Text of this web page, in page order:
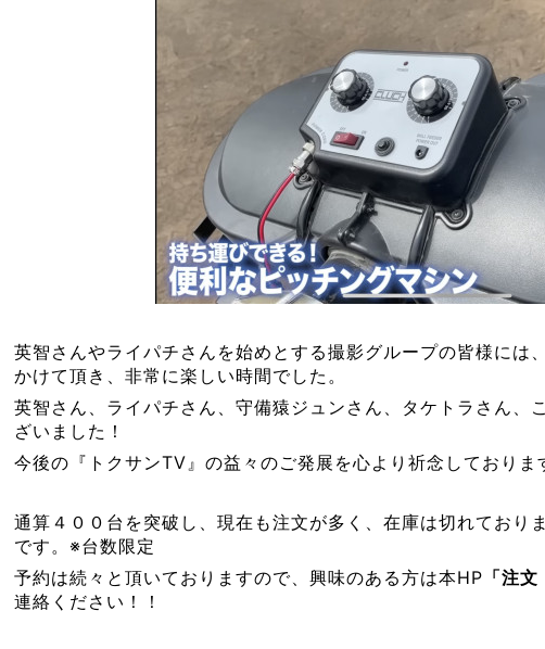
英智さんやライパチさんを始めとする撮影グループの皆様には
かけて頂き、非常に楽しい時間でした。
英智さん、ライパチさん、守備猿ジュンさん、タケトラさん、
ざいました！
今後の『トクサンTV』の益々のご発展を心より祈念しておりま
通算４００台を突破し、現在も注文が多く、在庫は切れており
です。※台数限定
予約は続々と頂いておりますので、興味のある方は本HP 「注
連絡ください！！